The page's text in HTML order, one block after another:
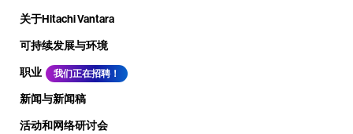
关于Hitachi Vantara
可持续发展与环境
职业
我们正在招聘！
新闻与新闻稿
活动和网络研讨会